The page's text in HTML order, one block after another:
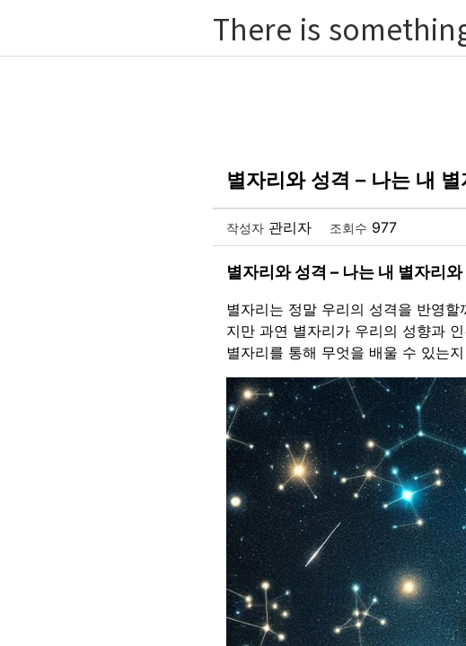
There is
별자리와 성격 – 나는 내
작성자 관리자 조회수 977
별자리와 성격 – 나는 내 별자리
별자리는 정말 우리의 성격을 반영
지만 과연 별자리가 우리의 성향과
별자리를 통해 무엇을 배울 수 있는